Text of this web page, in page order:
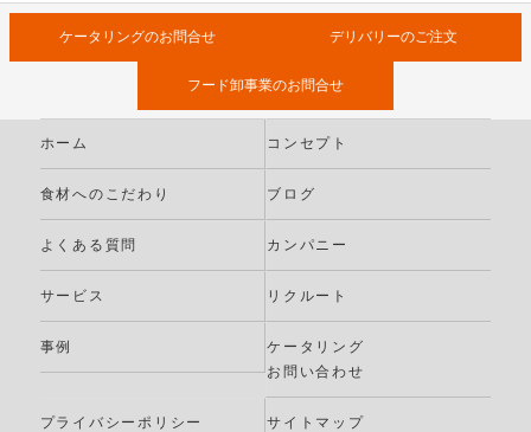
ケータリングのお問合せ デリバリーのご注文
フード卸事業のお問合せ
ホーム コンセプト
食材へのこだわり ブログ
よくある質問 カンパニー
サービス リクルート
事例
ケータリング
お問い合わせ
プライバシーポリシー サイトマップ